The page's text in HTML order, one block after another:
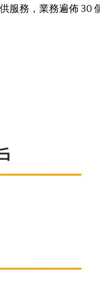
務，業務遍佈 30